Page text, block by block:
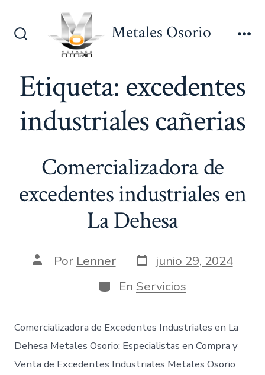
Alternar
Metales Osorio
Etiqueta:excedentes
industriales cañerias
Comercializadora de
excedentes industriales en
La Dehesa
AutorPor Lenner Fecha
de
publicación
junio 29, 2024
Categorías
En Servicios
Comercializadora de Excedentes Industriales en La
Dehesa Metales Osorio: Especialistas en Compra y
Venta de Excedentes Industriales Metales Osorio